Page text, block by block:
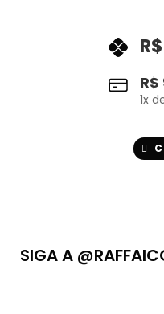
R$
1x
R$
SIGA A